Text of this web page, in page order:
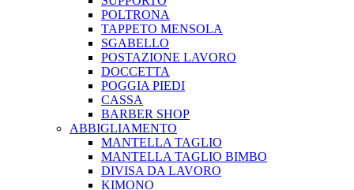
POLTRONA
TAPPETO MENSOLA
SGABELLO
POSTAZIONE LAVORO
DOCCETTA
POGGIA PIEDI
CASSA
BARBER SHOP
ABBIGLIAMENTO
MANTELLA TAGLIO
MANTELLA TAGLIO BIMBO
DIVISA DA LAVORO
KIMONO